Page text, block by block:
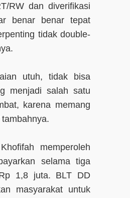
RW dan diverifikasi
benar benar tepat
tidak double-
utuh, tidak bisa
menjadi salah satu
karena memang
memperoleh
selama tiga
1,8 juta. BLT DD
masyarakat untuk